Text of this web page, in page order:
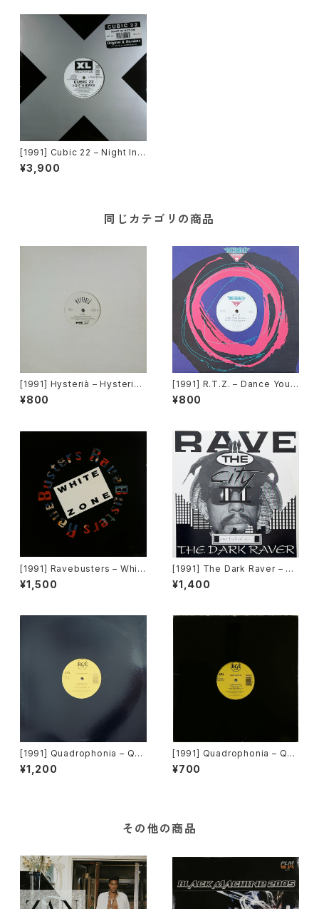
[1991] Cubic 22 – Night In
Motion [XL Recordings][在
庫B]
¥3,900
同じカテゴリの商品
[1991] Hysterià – Hysteria
(There's No Reason To Be
Disturbed) [T.A.O.B. Danc
¥800
[1991] R.T.Z. – Dance Your
Ass Off [Decadance Recor
ds]
¥800
[1991] Ravebusters – Whit
e Zone [Dance Opera]
¥1,500
[1991] The Dark Raver – On
e Fucked Up… [Dance Inte
rnational Records]
¥1,400
[1991] Quadrophonia – Qua
drophonia [ARS]
¥1,200
[1991] Quadrophonia – Qua
drophonia [ARS][在庫B]
¥700
その他の商品